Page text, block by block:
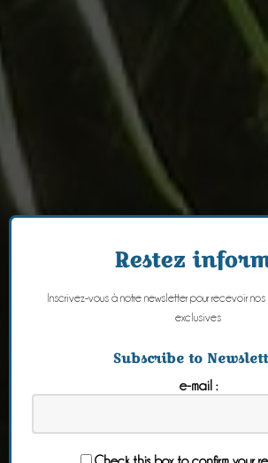
Restez
Inscrivez-vous à notre newsletter pour recevoir
exclusives
Subscribe to
e-mail :